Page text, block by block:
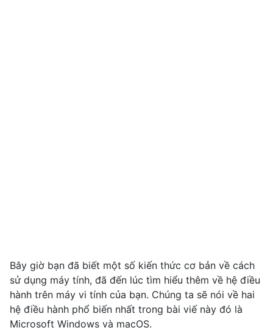
Bây giờ bạn đã biết một số kiến thức cơ bản về cách
sử dụng máy tính, đã đến lúc tìm hiểu thêm về hệ điều
hành trên máy vi tính của bạn. Chúng ta sẽ nói về hai
hệ điều hành phổ biến nhất trong bài viế này đó là
Microsoft Windows và macOS.